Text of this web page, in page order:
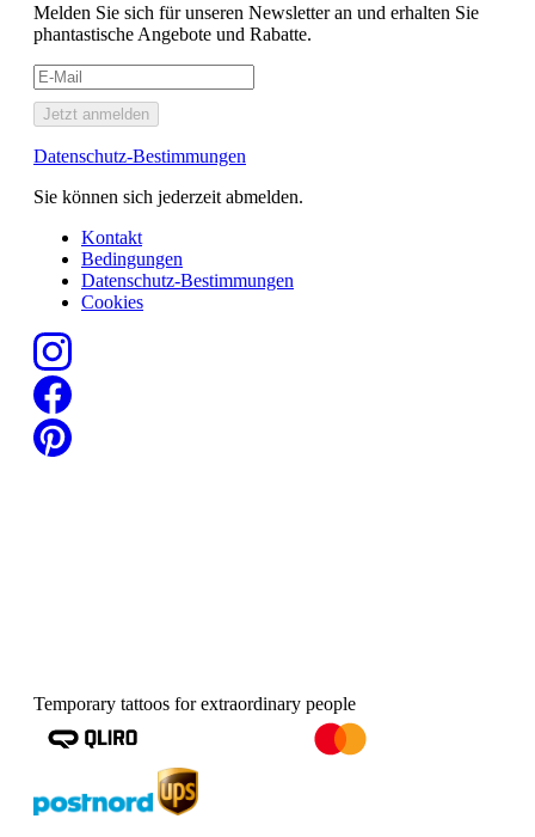
Melden Sie sich für unseren Newsletter an und erhalten Sie
phantastische Angebote und Rabatte.
Jetzt anmelden
Datenschutz-Bestimmungen
Sie können sich jederzeit abmelden.
Kontakt
Bedingungen
Datenschutz-Bestimmungen
Cookies
Temporary tattoos for extraordinary people